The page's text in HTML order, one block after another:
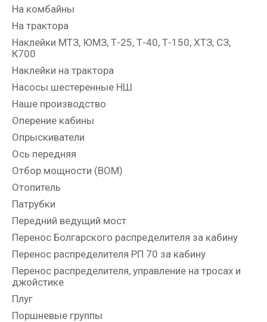
На комбайны
На трактора
Наклейки МТЗ, ЮМЗ, Т-25, Т-40, Т-150, ХТЗ, СЗ,
К700
Наклейки на трактора
Насосы шестеренные НШ
Наше производство
Оперение кабины
Опрыскиватели
Ось передняя
Отбор мощности (ВОМ)
Отопитель
Патрубки
Передний ведущий мост
Перенос Болгарского распределителя за кабину
Перенос распределителя РП 70 за кабину
Перенос распределителя, управление на тросах и
джойстике
Плуг
Поршневые группы